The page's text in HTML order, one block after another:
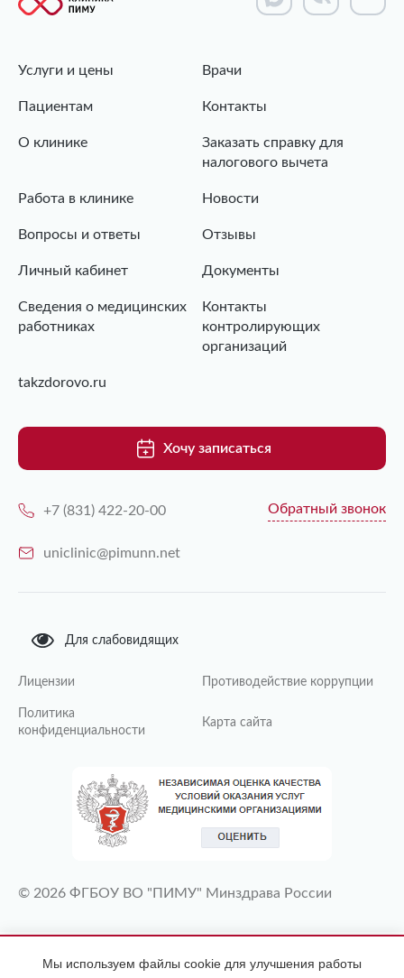
Услуги и цены Врачи
Пациентам Контакты
О клинике
Заказать справку для
налогового вычета
Работа в клинике Новости
Вопросы и ответы Отзывы
Личный кабинет Документы
Сведения о медицинских
работниках
Контакты
контролирующих
организаций
takzdorovo.ru
Хочу записаться
+7 (831) 422-20-00 Обратный звонок
uniclinic@pimunn.net
Для слабовидящих
Лицензии Противодействие коррупции
Политика
конфиденциальности
Карта сайта
© 2026 ФГБОУ ВО "ПИМУ" Минздрава России
ИМЕЮТСЯ ПРОТИВОПОКАЗАНИЯ
Мы используем файлы cookie для улучшения работы